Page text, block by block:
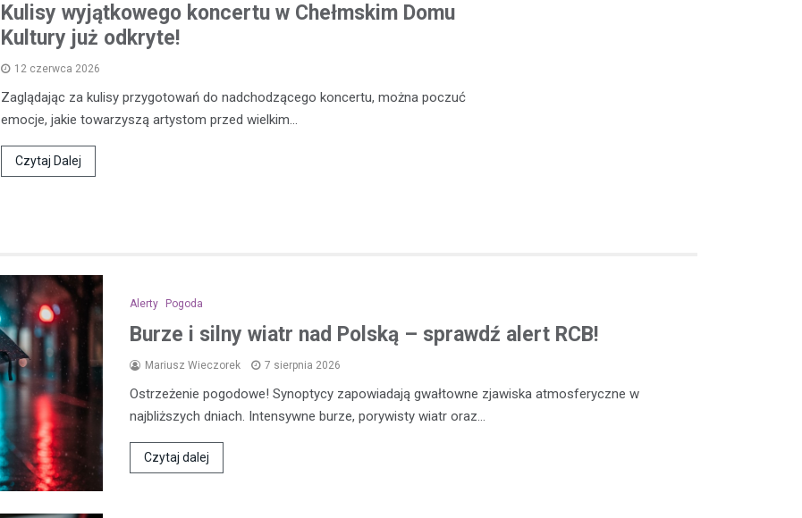
Kulisy wyjątkowego koncertu w Chełmskim Domu
Kultury już odkryte!
12 czerwca 2026
Zaglądając za kulisy przygotowań do nadchodzącego koncertu, można poczuć
emocje, jakie towarzyszą artystom przed wielkim…
Czytaj Dalej
Alerty Pogoda
Burze i silny wiatr nad Polską – sprawdź alert RCB!
Mariusz Wieczorek 7 sierpnia 2026
Ostrzeżenie pogodowe! Synoptycy zapowiadają gwałtowne zjawiska atmosferyczne w
najbliższych dniach. Intensywne burze, porywisty wiatr oraz…
Czytaj dalej